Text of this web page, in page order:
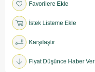
Favorilere Ekle
İstek Listeme Ekle
Karşılaştır
Fiyat Düşünce Haber Ver